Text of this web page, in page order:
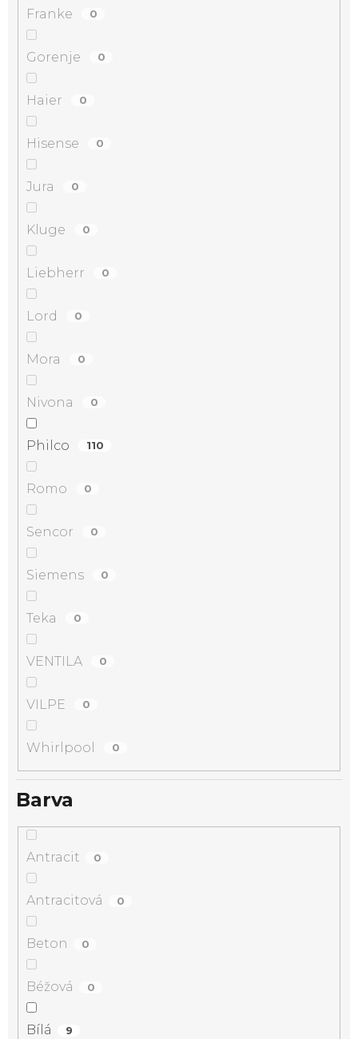
Franke 0
Gorenje 0
Haier 0
Hisense 0
Jura 0
Kluge 0
Liebherr 0
Lord 0
Mora 0
Nivona 0
Philco 110
Romo 0
Sencor 0
Siemens 0
Teka 0
VENTILA 0
VILPE 0
Whirlpool 0
Barva
Antracit 0
Antracitová 0
Beton 0
Béžová 0
Bílá 9